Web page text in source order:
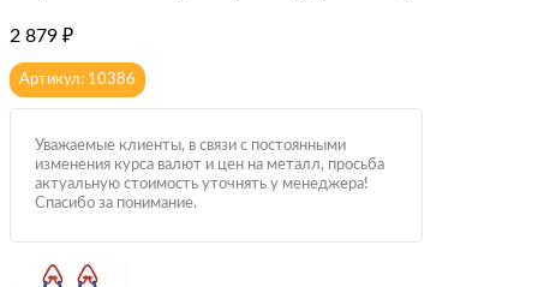
2 879 ₽
Артикул: 10386
Уважаемые клиенты, в связи с постоянными
изменения курса валют и цен на металл, просьба
актуальную стоимость уточнять у менеджера!
Спасибо за понимание.